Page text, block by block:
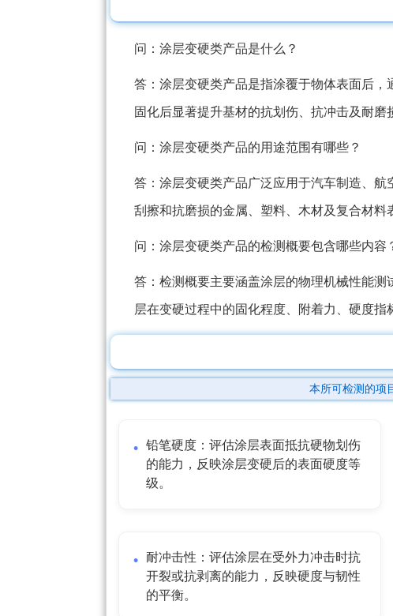
问：涂层变硬类产品是什么？
答：涂层变硬类产品是指涂覆于物体表面后
固化后显著提升基材的抗划伤、抗冲击及耐磨
问：涂层变硬类产品的用途范围有哪些？
答：涂层变硬类产品广泛应用于汽车制造、
刮擦和抗磨损的金属、塑料、木材及复合材料
问：涂层变硬类产品的检测概要包含哪些内容
答：检测概要主要涵盖涂层的物理机械性能
层在变硬过程中的固化程度、附着力、硬度指
本所可检测的项
铅笔硬度：评估涂层表面抵抗硬物划伤
的能力，反映涂层变硬后的表面硬度等
级。
耐冲击性：评估涂层在受外力冲击时抗
开裂或抗剥离的能力，反映硬度与韧性
的平衡。